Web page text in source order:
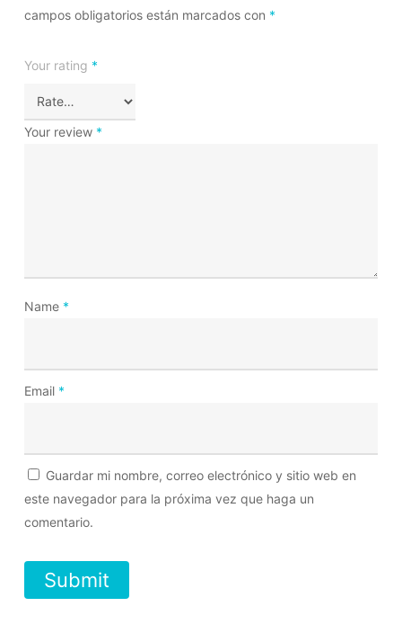
campos obligatorios están marcados con *
Your rating *
Your review *
Name *
Email *
Guardar mi nombre, correo electrónico y sitio web en
este navegador para la próxima vez que haga un
comentario.